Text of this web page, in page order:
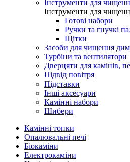
Інструменти для
Інструменти для
Готові набори
Ручки та гнучкі
Щітки
Засоби для чищення
Турбіни та вентилятори
Дверцяти для камінів,
Підвід повітря
Підставки
Інші аксесуари
Камінні набори
Шибери
Камінні топки
Опалювальні печі
Біокаміни
Електрокаміни